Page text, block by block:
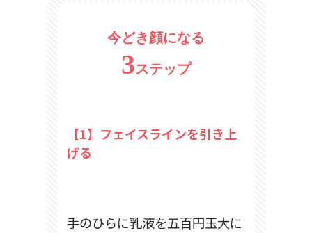
今どき顔になる
3ステップ
【1】フェイスラインを引き上
げる
手のひらに乳液を五百円玉大に